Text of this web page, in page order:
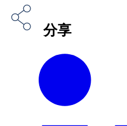
分享